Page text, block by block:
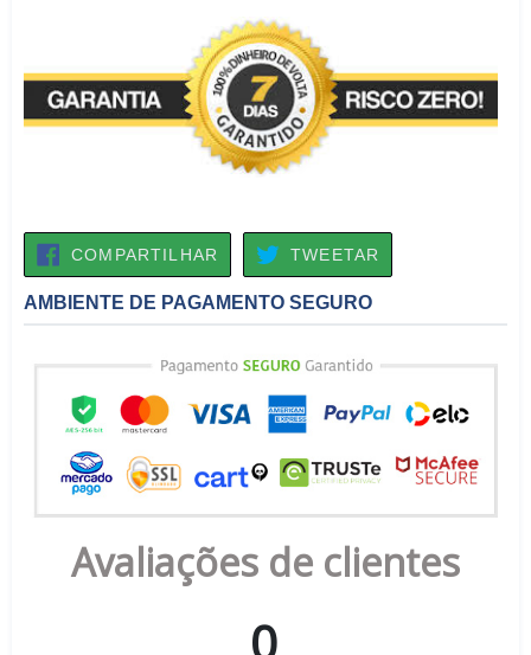
COMPARTILHAR COMPARTILHAR
NO
FACEBOOK
TWEETAR
AMBIENTE DE PAGAMENTO SEGURO
Avaliações de clientes